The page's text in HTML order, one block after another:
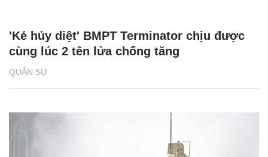
QUÂN SỰ
'Kẻ hủy diệt' BMPT Terminator chịu được
cùng lúc 2 tên lửa chống tăng